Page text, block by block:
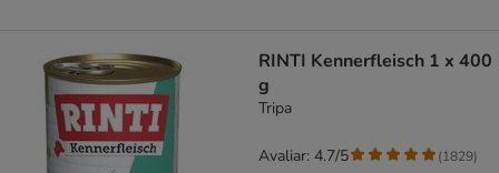
RINTI Kennerfleisch 1 x 400
g
Tripa
Avaliar: 4.7/5 (1829)